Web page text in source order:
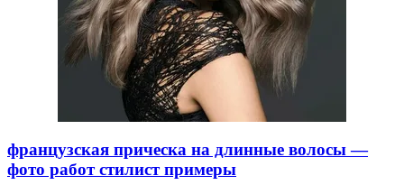
французская прическа на длинные волосы —
фото работ стилист примеры